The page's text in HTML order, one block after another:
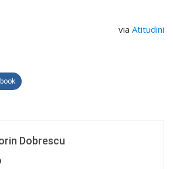
via Atitudini
Dobrescu